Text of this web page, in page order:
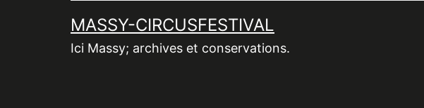
MASSY-CIRCUSFESTIVAL
Ici Massy; archives et conservations.